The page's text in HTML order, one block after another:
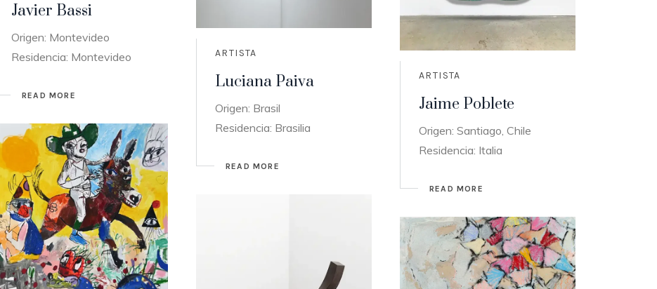
Javier Bassi
Origen: Montevideo
Residencia: Montevideo
READ MORE
ARTISTA
Luciana Paiva
Origen: Brasil
Residencia: Brasilia
READ MORE
ARTISTA
Jaime Poblete
Origen: Santiago, Chile
Residencia: Italia
READ MORE